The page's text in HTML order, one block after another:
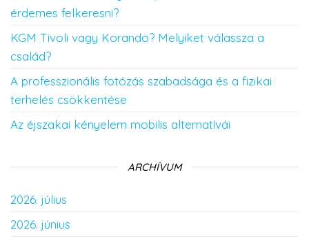
érdemes felkeresni?
KGM Tivoli vagy Korando? Melyiket válassza a
család?
A professzionális fotózás szabadsága és a fizikai
terhelés csökkentése
Az éjszakai kényelem mobilis alternatívái
ARCHÍVUM
2026. július
2026. június